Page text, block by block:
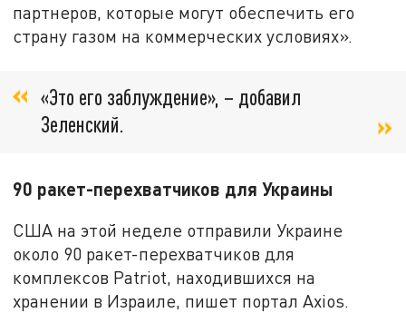
партнеров, которые могут обеспечить его
страну газом на коммерческих условиях».
«Это его заблуждение», – добавил
Зеленский.
90 ракет-перехватчиков для Украины
США на этой неделе отправили Украине
около 90 ракет-перехватчиков для
комплексов Patriot, находившихся на
хранении в Израиле, пишет портал Axios.